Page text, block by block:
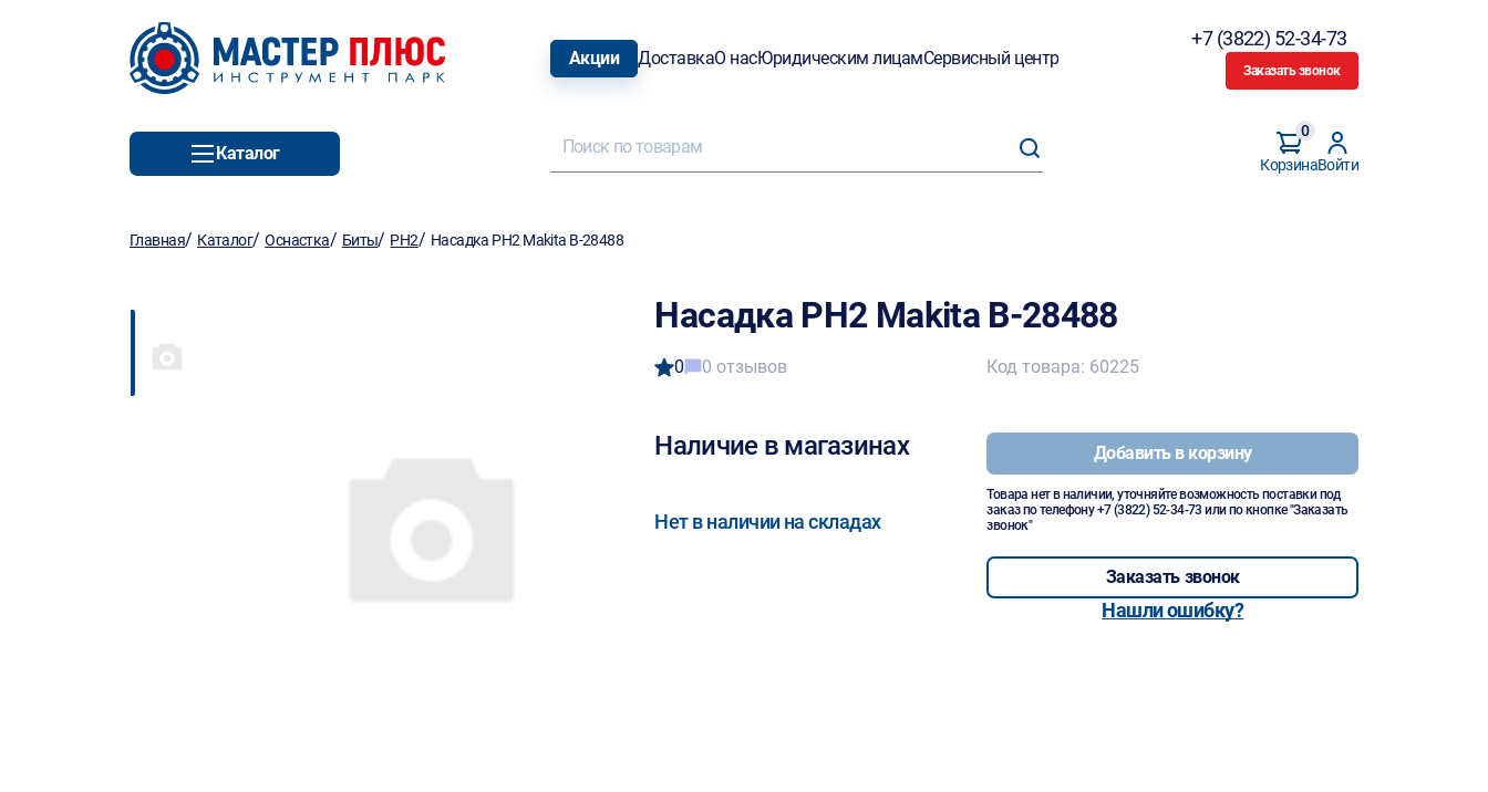
Акции ДоставкаО насЮридическим лицамСервисный центр
+7 (3822) 52-34-73
Заказать звонок
Каталог
Корзина
0
Войти
Главная/ Каталог/Оснастка/ Биты/ PH2/ Насадка PH2 Makita B-28488
Насадка PH2 Makita B-28488
0 0 отзывов
Наличие в магазинах
Нет в наличии на складах
Код товара: 60225
Добавить в корзину
Товара нет в наличии, уточняйте возможность поставки под
заказ по телефону+7 (3822) 52-34-73 или по кнопке "Заказать
звонок"
Заказать звонок
Нашли ошибку?